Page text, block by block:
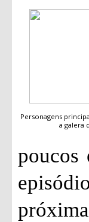
Personagens
a galera
poucos